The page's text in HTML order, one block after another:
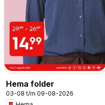
Hema folder
03-08 t/m 09-08-2026